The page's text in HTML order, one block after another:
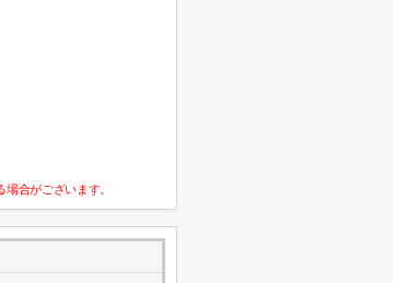
合がございます。